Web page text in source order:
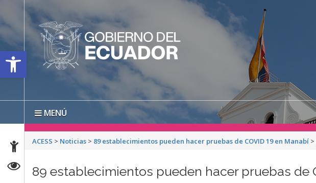
Open toolbar
MENÚ
ACESS > Noticias > 89 establecimientos pueden hacer pruebas de COVID 19 en Manabí >
89 establecimientos pueden hacer pruebas de